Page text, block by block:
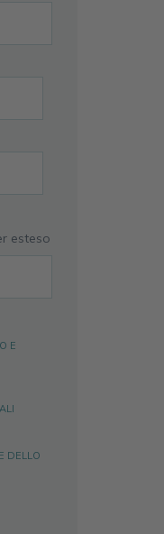
esteso
E
DELLO